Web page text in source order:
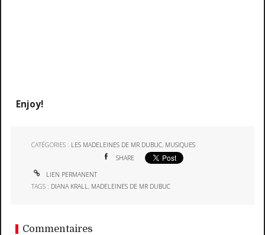
Enjoy!
CATÉGORIES : LES MADELEINES DE MR DUBUC, MUSIQUES
SHARE
LIEN PERMANENT
TAGS : DIANA KRALL , MADELEINES DE MR DUBUC
Commentaires